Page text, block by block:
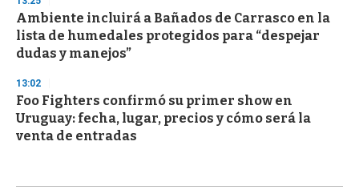
Ambiente incluirá a Bañados de Carrasco en la
lista de humedales protegidos para “despejar
dudas y manejos”
13:02
Foo Fighters confirmó su primer show en
Uruguay: fecha, lugar, precios y cómo será la
venta de entradas